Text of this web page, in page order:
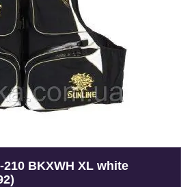
BKXWH XL white